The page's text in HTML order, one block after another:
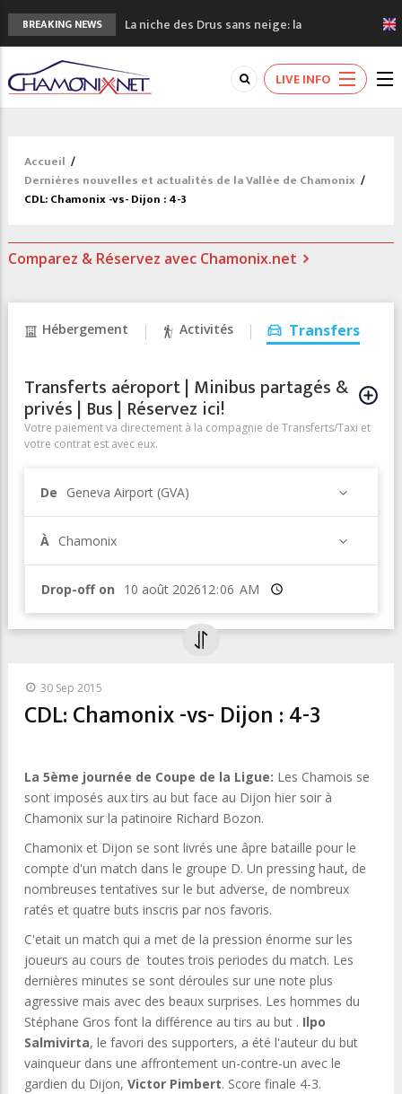
BREAKING NEWS
La niche des Drus sans neige: la
sécheresse en haute montagne
3 bonnes raisons pour visiter le nouveau
Musée du Mont-Blanc
Accidents en montagne: 3 personnes sont
à pied à Chamonix
3eme Chamonix Vallée Classics Festival
LIVE INFO
Accueil /
Dernières nouvelles et actualités de la Vallée de Chamonix /
CDL: Chamonix -vs- Dijon : 4-3
Comparez & Réservez avec Chamonix.net
Hébergement Activités Transfers
Transferts aéroport | Minibus partagés &
privés | Bus | Réservez ici!
Votre paiement va directement à la compagnie de Transferts/Taxi et
votre contrat est avec eux.
De Geneva Airport (GVA)
À Chamonix
Drop-off on Heure
30 Sep 2015
CDL: Chamonix -vs- Dijon : 4-3
La 5ème journée de Coupe de la Ligue: Les Chamois se
sont imposés aux tirs au but face au Dijon hier soir à
Chamonix sur la patinoire Richard Bozon.
Chamonix et Dijon se sont livrés une âpre bataille pour le
compte d'un match dans le groupe D. Un pressing haut, de
nombreuses tentatives sur le but adverse, de nombreux
ratés et quatre buts inscris par nos favoris.
C'etait un match qui a met de la pression énorme sur les
joueurs au cours de toutes trois periodes du match. Les
dernières minutes se sont déroules sur une note plus
agressive mais avec des beaux surprises. Les hommes du
Stéphane Gros font la différence au tirs au but . Ilpo
Salmivirta, le favori des supporters, a été l'auteur du but
vainqueur dans une affrontement un-contre-un avec le
gardien du Dijon, Victor Pimbert. Score finale 4-3.